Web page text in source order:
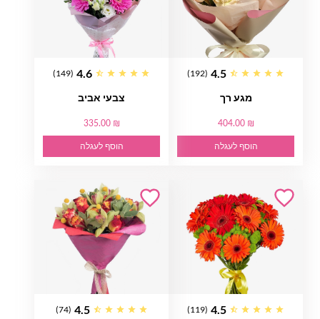
4.5
(192)
מגע רך
404.00 ₪
הוסף לעגלה
4.6
(149)
צבעי אביב
335.00 ₪
הוסף לעגלה
4.5
(119)
4.5
(74)